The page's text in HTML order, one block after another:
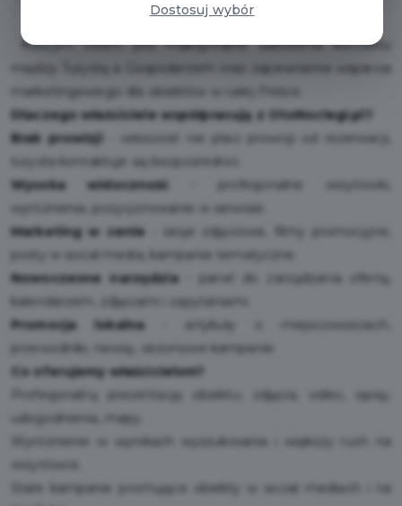
Naszym celem jest maksymalne ułatwienie kontaktu
marketingowego dla obiektów w całej Polsce.
Dlaczego właściciele współpracują z OtoNoclegi.pl?
Brak prowizji
- właściciel nie płaci prowizji od rezerwacji,
turysta kontaktuje się bezpośrednio.
Wysoka widoczność
- profesjonalne wizytówki,
wyróżnienia, pozycjonowanie w serwisie.
Marketing w cenie - sesje zdjęciowe, filmy promocyjne,
posty w social media, kampanie tematyczne.
Nowoczesne narzędzia- panel do zarządzania ofertą,
kalendarzem, zdjęciami i zapytaniami.
Promocja lokalna - artykuły o miejscowościach,
przewodniki, newsy, sezonowe kampanie.
Co oferujemy właścicielom?
Profesjonalną prezentację obiektu: zdjęcia, video, opisy,
udogodnienia, mapy.
Wyróżnienie w wynikach wyszukiwania i większy ruch na
wizytówce.
Stałe kampanie promujące obiekty w social mediach i na
Dostosuj wybór